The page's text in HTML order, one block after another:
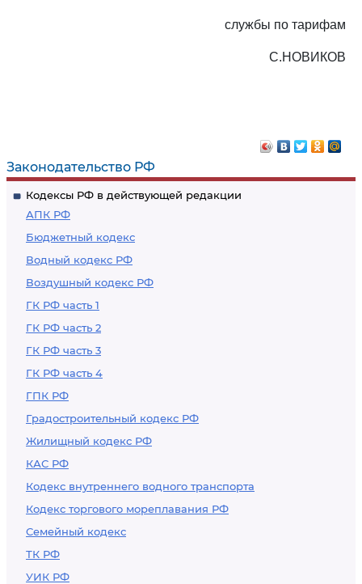
Законодательство РФ
Кодексы РФ в действующей редакции
АПК РФ
Бюджетный кодекс
Водный кодекс РФ
Воздушный кодекс РФ
ГК РФ часть 1
ГК РФ часть 2
ГК РФ часть 3
ГК РФ часть 4
ГПК РФ
Градостроительный кодекс РФ
Жилищный кодекс РФ
КАС РФ
Кодекс внутреннего водного транспорта
Кодекс торгового мореплавания РФ
Семейный кодекс
ТК РФ
УИК РФ
службы по тарифам
С.НОВИКОВ